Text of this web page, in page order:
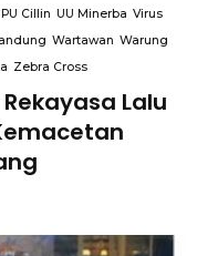
PU Cillin UU Minerba Virus
Wartawan Warung
Zebra Cross
Lalu